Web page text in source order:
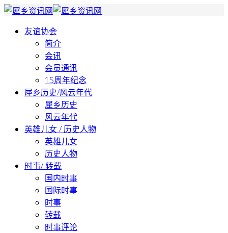
友谊协会
简介
会讯
会员通讯
15周年纪念
犀乡历史/风云年代
犀乡历史
风云年代
英雄儿女 / 历史人物
英雄儿女
历史人物
时事/ 转载
国内时事
国际时事
时事
转载
时事评论